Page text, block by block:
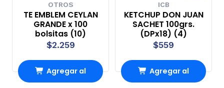
OTROS
TE EMBLEM CEYLAN
GRANDE x 100
bolsitas (10)
$2.259
Agregar al
ICB
KETCHUP DON JUAN
SACHET 100grs.
(DPx18) (4)
$559
Agregar al